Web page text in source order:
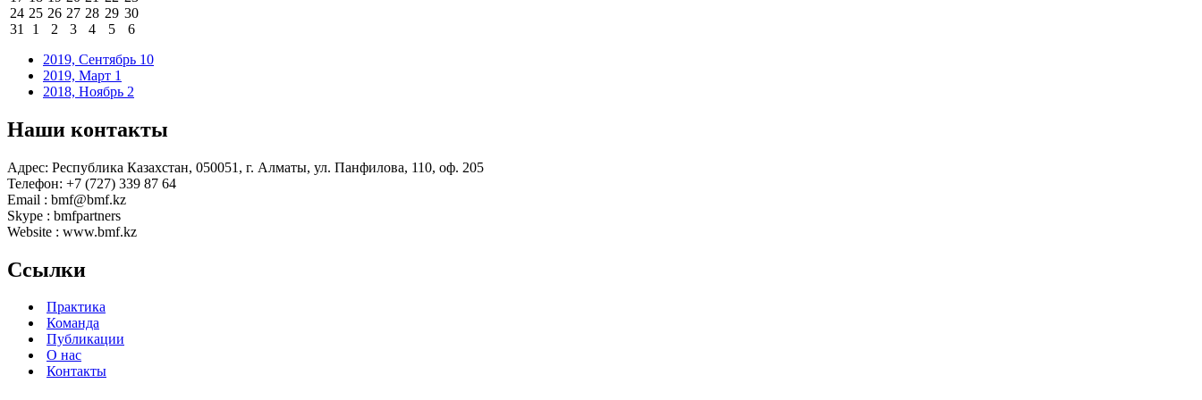
24 25 26 27 28 29 30
31
1 2 3 4 5
6
2019, Сентябрь 10
2019, Март 1
2018, Ноябрь 2
Наши контакты
Адрес: Республика Казахстан, 050051, г. Алматы, ул. Панфилова, 110, оф. 205
Телефон: +7 (727) 339 87 64
Email : bmf@bmf.kz
Skype : bmfpartners
Website : www.bmf.kz
Ссылки
Практика
Команда
Публикации
О нас
Контакты